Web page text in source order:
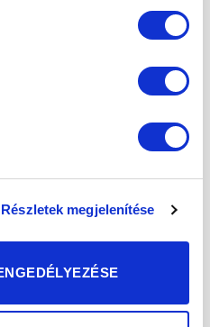
Részletek megjelenítése